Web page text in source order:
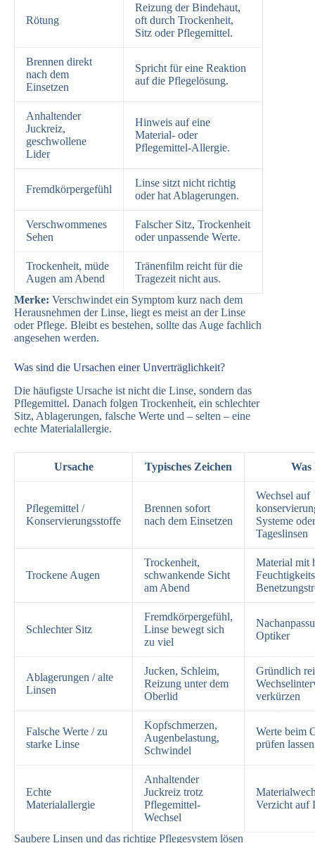
Rötung
Reizung der Bindehaut,
oft durch Trockenheit,
Sitz oder Pflegemittel.
Brennen direkt
nach dem
Einsetzen
Spricht für eine Reaktion
auf die Pflegelösung.
Anhaltender
Juckreiz,
geschwollene
Lider
Hinweis auf eine
Material- oder
Pflegemittel-Allergie.
Fremdkörpergefühl
Linse sitzt nicht richtig
oder hat Ablagerungen.
Verschwommenes
Sehen
Falscher Sitz, Trockenheit
oder unpassende Werte.
Trockenheit, müde
Augen am Abend
Tränenfilm reicht für die
Tragezeit nicht aus.
Merke: Verschwindet ein Symptom kurz nach dem
Herausnehmen der Linse, liegt es meist an der Linse
oder Pflege. Bleibt es bestehen, sollte das Auge fachlich
angesehen werden.
Was sind die Ursachen einer Unverträglichkeit?
Die häufigste Ursache ist nicht die Linse, sondern das
Pflegemittel. Danach folgen Trockenheit, ein schlechter
Sitz, Ablagerungen, falsche Werte und – selten – eine
echte Materialallergie.
Ursache Typisches Zeichen
Pflegemittel /
Konservierungsstoffe
Brennen sofort
nach dem Einsetzen
Wechsel auf
Systeme oder
Tageslinsen
Trockene Augen
Trockenheit,
schwankende Sicht
am Abend
Material mit
Schlechter Sitz
Fremdkörpergefühl,
Linse bewegt sich
zu viel
Optiker
Ablagerungen / alte
Linsen
Jucken, Schleim,
Reizung unter dem
Oberlid
Gründlich
verkürzen
Falsche Werte / zu
starke Linse
Kopfschmerzen,
Augenbelastung,
Schwindel
Werte beim
prüfen lassen
Echte
Materialallergie
Anhaltender
Juckreiz trotz
Pflegemittel-
Wechsel
Verzicht auf
Saubere Linsen und das richtige Pflegesystem lösen